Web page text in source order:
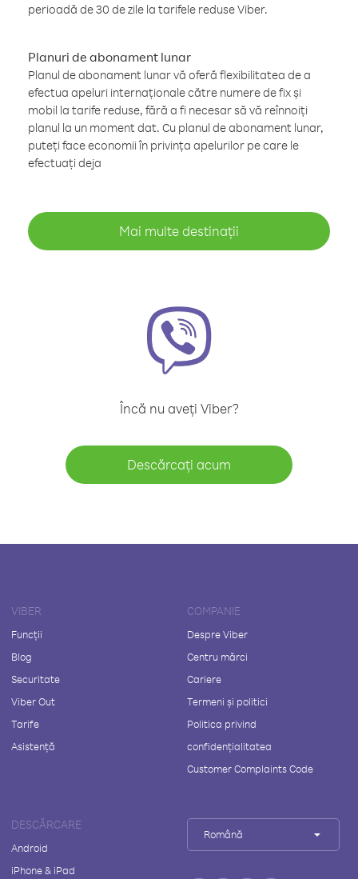
perioadă de 30 de zile la tarifele reduse Viber.
Planuri de abonament lunar
Planul de abonament lunar vă oferă flexibilitatea de a
efectua apeluri internaționale către numere de fix și
mobil la tarife reduse, fără a fi necesar să vă reînnoiți
planul la un moment dat. Cu planul de abonament lunar,
puteți face economii în privința apelurilor pe care le
efectuați deja
Mai multe destinații
Încă nu aveți Viber?
Descărcați acum
VIBER
Funcții
Blog
Securitate
Viber Out
Tarife
Asistență
COMPANIE
Despre Viber
Centru mărci
Cariere
Termeni și politici
Politica privind
confidențialitatea
Customer Complaints Code
DESCĂRCARE
Android
iPhone & iPad
Română